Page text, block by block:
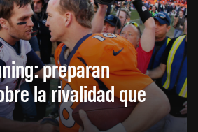
preparan
la rivalidad que